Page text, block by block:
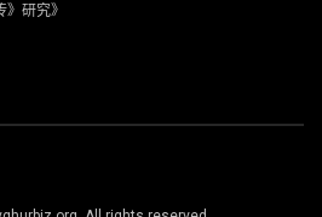
研究》